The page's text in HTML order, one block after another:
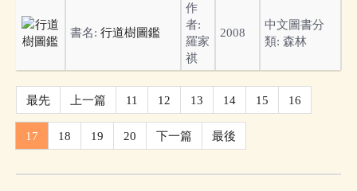
書名: 行道樹圖鑑
作
者:
羅家
祺
2008
中文圖書分
類: 森林
最先 上一篇 11 12 13 14 15 16
17 18 19 20 下一篇 最後